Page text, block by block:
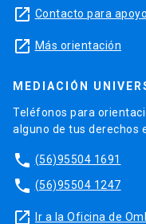
launch Contacto para apoyo
launch Más orientación
MEDIACIÓN
Teléfonos para
alguno de tus derechos
phone (56)95504 1691
phone (56)95504 1247
launch Ir a la Oficina de